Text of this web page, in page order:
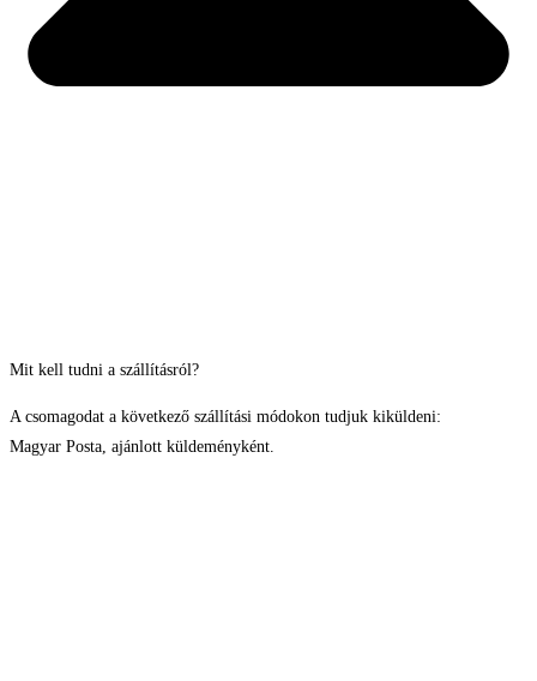
Mit kell tudni a szállításról?
A csomagodat a következő szállítási módokon tudjuk kiküldeni:
Magyar Posta, ajánlott küldeményként.